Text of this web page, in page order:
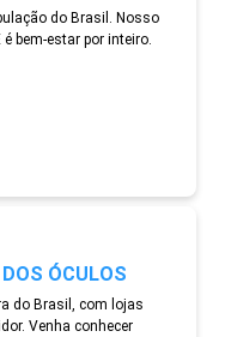
do Brasil. Nosso
bem-estar por inteiro.
ÓCULOS
do Brasil, com lojas
Venha conhecer